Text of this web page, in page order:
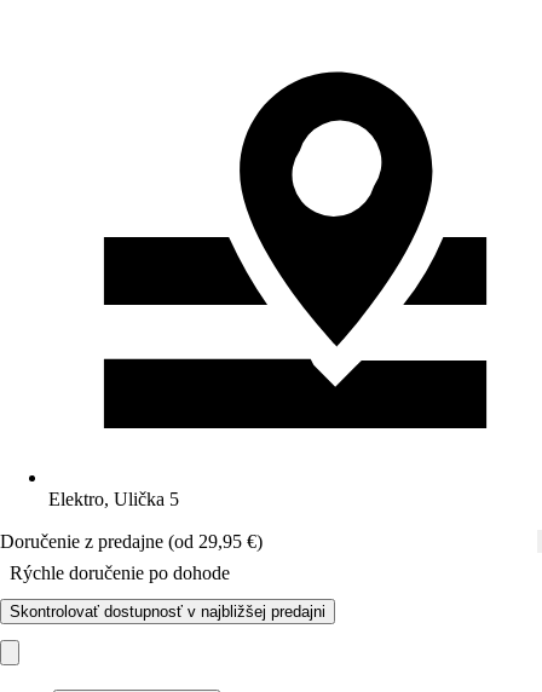
Elektro, Ulička 5
Doručenie z predajne (od 29,95 €)
Rýchle doručenie po dohode
Skontrolovať dostupnosť v najbližšej predajni